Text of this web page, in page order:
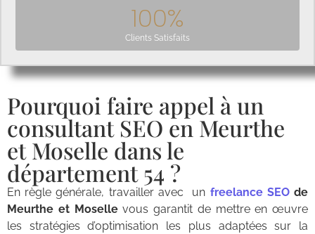
Clients Satisfaits
100%
Pourquoi faire appel à un
consultant SEO en Meurthe
et Moselle dans le
département 54 ?
En règle générale, travailler avec un freelance SEOde
Meurthe et Mosellevous garantit de mettre en œuvre
les stratégies d’optimisation les plus adaptées sur la